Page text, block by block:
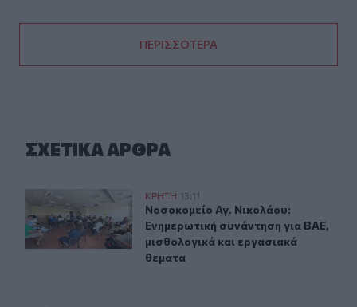
ΠΕΡΙΣΣΟΤΕΡΑ
ΣΧΕΤΙΚA AΡΘΡΑ
Νοσοκομείο Αγ. Νικολάου: Ενημερωτική συνάντηση
ΚΡΗΤΗ 13:11
Νοσοκομείο Αγ. Νικολάου:
Νοσοκομείο Αγ. Νικολάου:
Ενημερωτική συνάντηση για ΒΑΕ,
μισθολογικά και εργασιακά
θεματα